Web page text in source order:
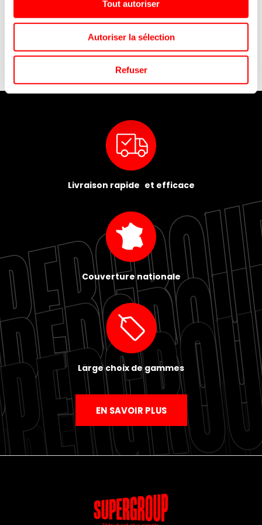
Tout autoriser
Autoriser la sélection
Refuser
RED BULL ZERO 2025 CAN
KIT PILES DURACELL AA &
Livraison rapide et efficace
Couverture nationale
Large choix de gammes
EN SAVOIR PLUS